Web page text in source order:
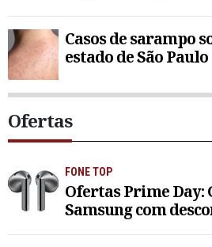
Casos de sarampo
estado de São Paulo
Ofertas
FONE TOP
Ofertas Prime Day:
Samsung com